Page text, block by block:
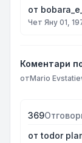
от
Чет Яну 01,
Коментари
отMario
369
отtodor